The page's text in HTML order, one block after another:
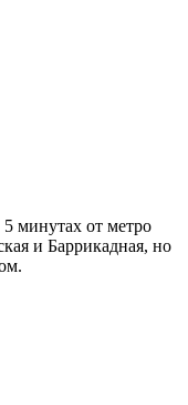
минутах от метро
и Баррикадная, но